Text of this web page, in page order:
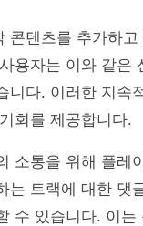
콘텐츠를 추가하
용자는 이와 같은
니다. 이러한 지속
회를 제공합니다.
소통을 위해 플레
는 트랙에 대한 댓
수 있습니다. 이